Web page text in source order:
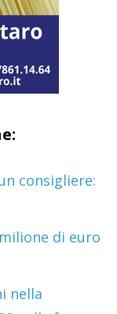
consigliere:
di euro
nella